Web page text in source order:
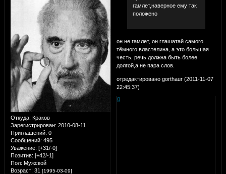
Откуда: Краков
Зарегистрирован: 2010-08-11
Приглашений: 0
Сообщений: 495
Уважение: [+31/-0]
Позитив: [+42/-1]
Пол: Мужской
Возраст: 31 [1995-03-09]
гамлет,наверное ему так
положено
он не гамлет, он глашатай самого
тёмного властелина, а это большая
честь, речь должна быть более
долгой,а не пара слов.
отредактировано gorthaur (2011-11-07
22:45:37)
0